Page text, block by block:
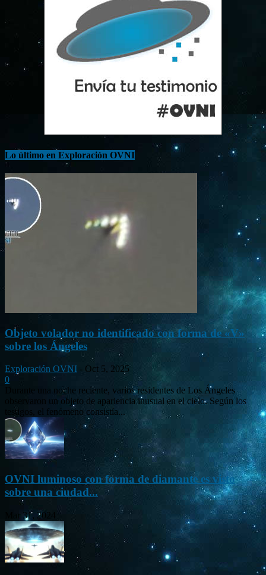
Lo último en Exploración OVNI
Objeto volador no identificado con forma de «V»
sobre los Ángeles
Exploración OVNI - Oct 5, 2025
0
Durante una noche reciente, varios residentes de Los Ángeles
observaron un objeto de apariencia inusual en el cielo. Según los
testigos, el fenómeno consistía...
OVNI luminoso con forma de diamante es visto
sobre una ciudad...
Mar 31, 2024